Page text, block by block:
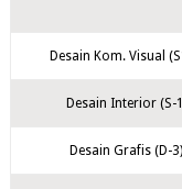
Desain Kom. Visual
Desain Interior (S-
Desain Grafis (D-3)